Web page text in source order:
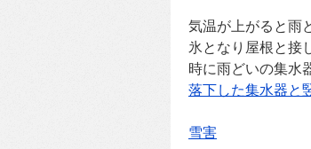
気温が上がると雨
氷となり屋根と接
時に雨どいの集水
落下した集水器と
雪害